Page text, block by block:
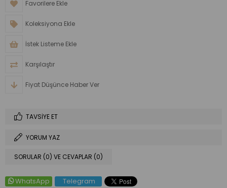
Favorilere Ekle
Koleksiyona Ekle
İstek Listeme Ekle
Karşılaştır
Fiyat Düşünce Haber Ver
TAVSIYE ET
YORUM YAZ
SORULAR (0) VE CEVAPLAR (0)
WhatsApp Telegram